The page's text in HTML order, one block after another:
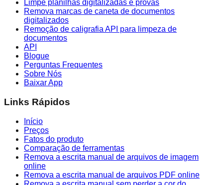
Limpe planilhas digitalizadas e provas
Remova marcas de caneta de documentos
digitalizados
Remoção de caligrafia API para limpeza de
documentos
API
Blogue
Perguntas Frequentes
Sobre Nós
Baixar App
Links Rápidos
Início
Preços
Fatos do produto
Comparação de ferramentas
Remova a escrita manual de arquivos de imagem
online
Remova a escrita manual de arquivos PDF online